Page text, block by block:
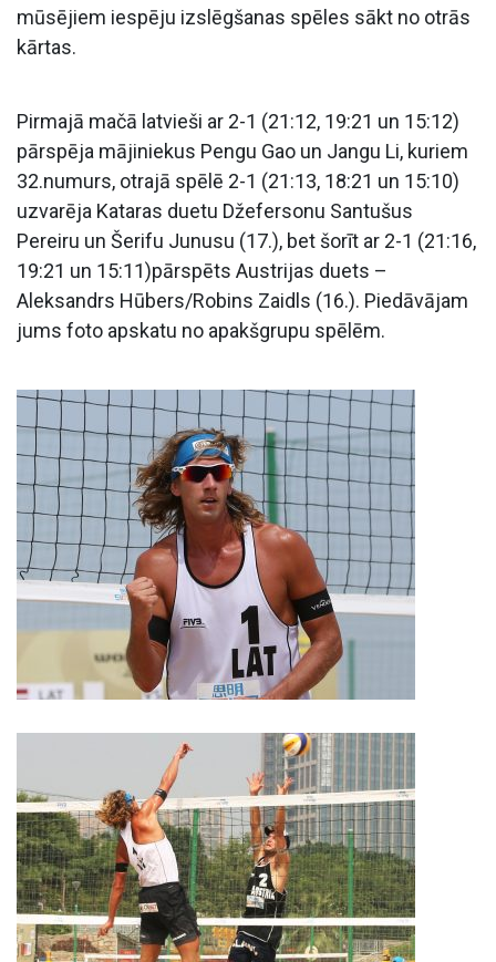
mūsējiem iespēju izslēgšanas spēles sākt no otrās
kārtas.
Pirmajā mačā latvieši ar 2-1 (21:12, 19:21 un 15:12)
pārspēja mājiniekus Pengu Gao un Jangu Li, kuriem
32.numurs, otrajā spēlē 2-1 (21:13, 18:21 un 15:10)
uzvarēja Kataras duetu Džefersonu Santušus
Pereiru un Šerifu Junusu (17.), bet šorīt ar 2-1 (21:16,
19:21 un 15:11)pārspēts Austrijas duets –
Aleksandrs Hūbers/Robins Zaidls (16.). Piedāvājam
jums foto apskatu no apakšgrupu spēlēm.